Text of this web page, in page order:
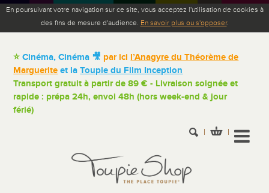
En poursuivant votre navigation sur ce site, vous acceptez l'utilisation de cookies à
des fins de mesure d'audience. En savoir plus ou s'opposer.
⭐Cinéma, Cinéma 🎥 par ici l’Anagyre du Théorème de
Marguerite et laToupie du Film Inception
Transport gratuit à partir de 89 € - Livraison soignée et
rapide : prépa 24h, envoi 48h (hors week-end & jour
férié)